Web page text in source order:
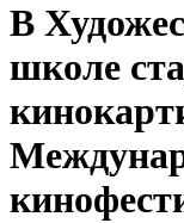
В
школе